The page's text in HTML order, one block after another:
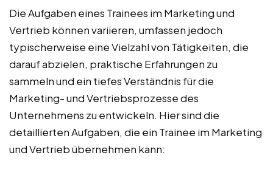
Die Aufgaben eines Trainees im Marketing und
Vertrieb können variieren, umfassen jedoch
typischerweise eine Vielzahl von Tätigkeiten, die
darauf abzielen, praktische Erfahrungen zu
sammeln und ein tiefes Verständnis für die
Marketing- und Vertriebsprozesse des
Unternehmens zu entwickeln. Hier sind die
detaillierten Aufgaben, die ein Trainee im Marketing
und Vertrieb übernehmen kann: